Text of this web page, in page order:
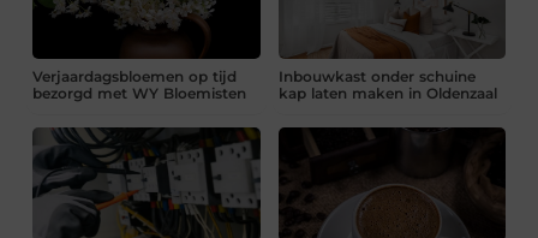
Verjaardagsbloemen op tijd
bezorgd met WY Bloemisten
Inbouwkast onder schuine
kap laten maken in Oldenzaal